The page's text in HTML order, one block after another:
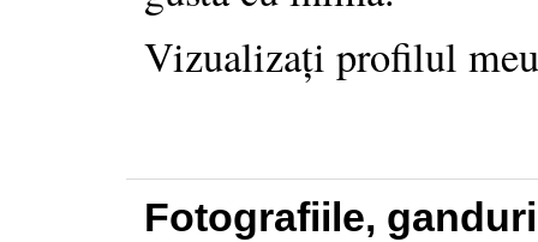
Vizualizați profilul
Fotografiile,